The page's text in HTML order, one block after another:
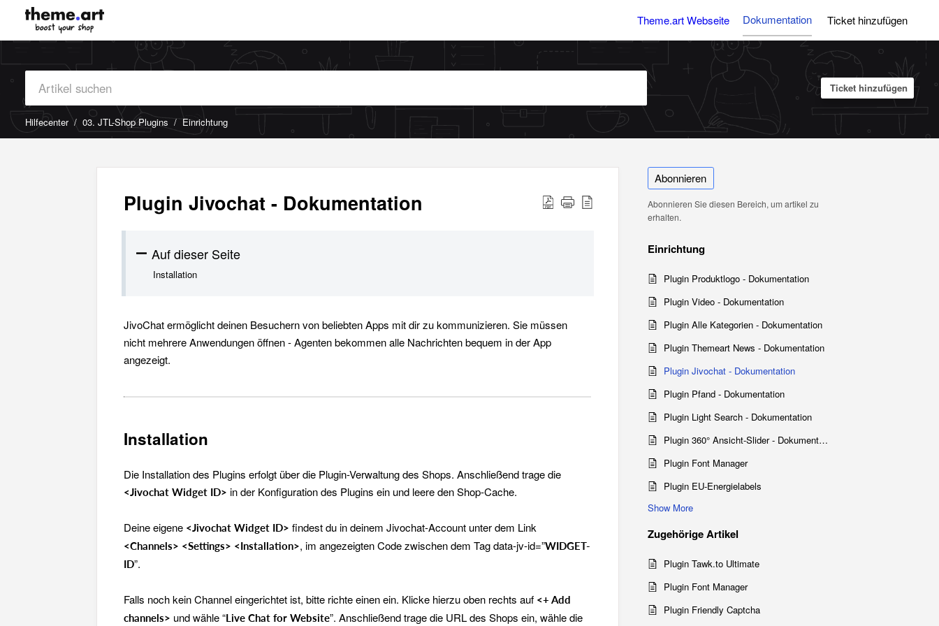
Theme.art Webseite Dokumentation Ticket hinzufügen
Ticket hinzufügen
Hilfecenter 03. JTL-Shop Plugins Einrichtung
Plugin Jivochat - Dokumentation
Auf dieser Seite
Installation
JivoChat ermöglicht deinen Besuchern von beliebten Apps mit dir zu kommunizieren. Sie müssen
nicht mehrere Anwendungen öffnen - Agenten bekommen alle Nachrichten bequem in der App
angezeigt.
Installation
Die Installation des Plugins erfolgt über die Plugin-Verwaltung des Shops. Anschließend trage die
<Jivochat Widget ID> in der Konfiguration des Plugins ein und leere den Shop-Cache.
Deine eigene <Jivochat Widget ID> findest du in deinem Jivochat-Account unter dem Link
<Channels> <Settings> <Installation>, im angezeigten Code zwischen dem Tag data-jv-id=”WIDGET-
ID”.
Falls noch kein Channel eingerichtet ist, bitte richte einen ein. Klicke hierzu oben rechts auf <+ Add
channels> und wähle “Live Chat for Website”. Anschließend trage die URL des Shops ein, wähle die
Abonnieren
Abonnieren Sie diesen Bereich, um artikel zu
erhalten.
Einrichtung
Plugin Produktlogo - Dokumentation
Plugin Video - Dokumentation
Plugin Alle Kategorien - Dokumentation
Plugin Themeart News - Dokumentation
Plugin Jivochat - Dokumentation
Plugin Pfand - Dokumentation
Plugin Light Search - Dokumentation
Plugin 360° Ansicht-Slider - Dokumentation
Plugin Font Manager
Plugin EU-Energielabels
Show More
ZugehörigeArtikel
Plugin Tawk.to Ultimate
Plugin Font Manager
Plugin Friendly Captcha